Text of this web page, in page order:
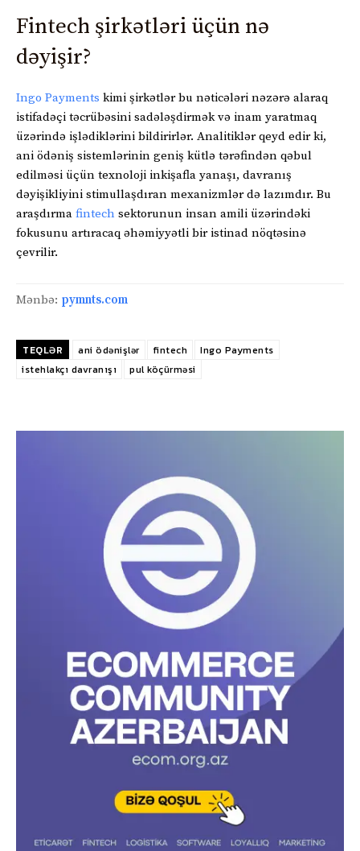
Fintech şirkətləri üçün nə
dəyişir?
Ingo Payments kimi şirkətlər bu nəticələri nəzərə alaraq
istifadəçi təcrübəsini sadələşdirmək və inam yaratmaq
üzərində işlədiklərini bildirirlər. Analitiklər qeyd edir ki,
ani ödəniş sistemlərinin geniş kütlə tərəfindən qəbul
edilməsi üçün texnoloji inkişafla yanaşı, davranış
dəyişikliyini stimullaşdıran mexanizmlər də lazımdır. Bu
araşdırma fintech sektorunun insan amili üzərindəki
fokusunu artıracaq əhəmiyyətli bir istinad nöqtəsinə
çevrilir.
Mənbə: pymnts.com
TEQLƏR ani ödənişlər fintech
Ingo Payments
istehlakçı davranışı
pul köçürməsi